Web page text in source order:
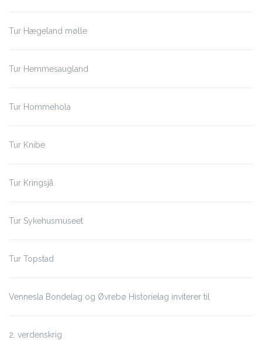
Tur Hægeland mølle
Tur Hemmesaugland
Tur Hommehola
Tur Knibe
Tur Kringsjå
Tur Sykehusmuseet
Tur Topstad
Vennesla Bondelag og Øvrebø Historielag inviterer til
2. verdenskrig